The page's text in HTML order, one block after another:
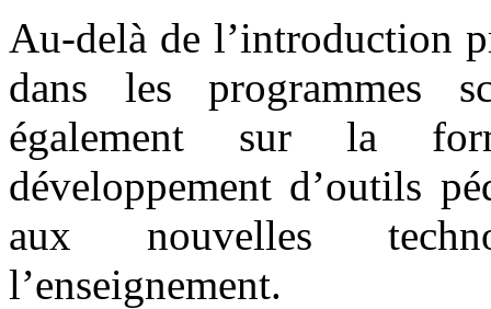
Au-delà de l’introduction
dans les programmes
également sur la
développement d’outils
aux nouvelles
l’enseignement.